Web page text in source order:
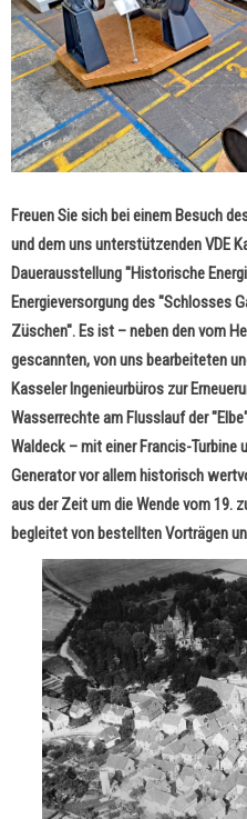
Freuen Sie sich bei einem Besuch
und dem uns unterstützenden VDE
Dauerausstellung "Historische
Energieversorgung des "Schlosses
Züschen". Es ist – neben den vom
gescannten, von uns bearbeiteten
Kasseler Ingenieurbüros zur
Wasserrechteam Flusslauf der
Waldeck – mit einer Francis-Turbine
Generator vor allem historisch
aus der Zeit um die Wende vom 19.
begleitet von bestellten Vorträgen